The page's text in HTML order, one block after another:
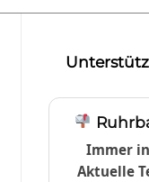
Immer
Aktuelle